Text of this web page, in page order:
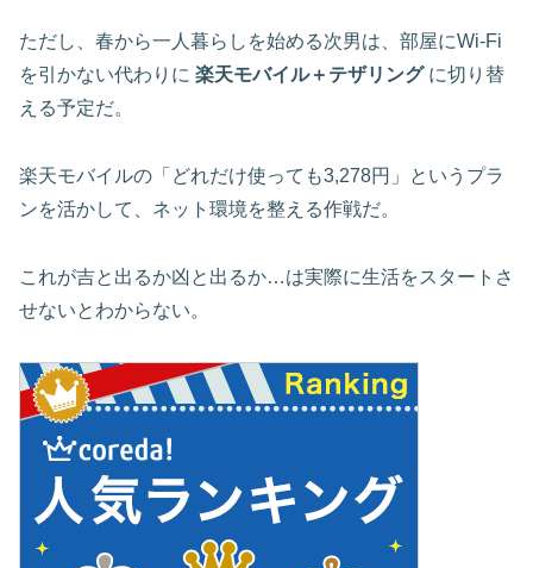
ただし、春から一人暮らしを始める次男は、部屋にWi-Fi
を引かない代わりに 楽天モバイル＋テザリングに切り替
える予定だ。
楽天モバイルの「どれだけ使っても3,278円」というプラ
ンを活かして、ネット環境を整える作戦だ。
これが吉と出るか凶と出るか…は実際に生活をスタートさ
せないとわからない。